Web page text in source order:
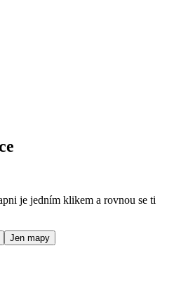
je jedním klikem a rovnou se ti
Jen mapy